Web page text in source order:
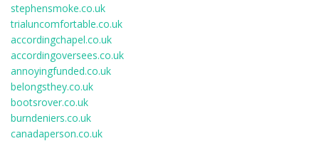
stephensmoke.co.uk
trialuncomfortable.co.uk
accordingchapel.co.uk
accordingoversees.co.uk
annoyingfunded.co.uk
belongsthey.co.uk
bootsrover.co.uk
burndeniers.co.uk
canadaperson.co.uk